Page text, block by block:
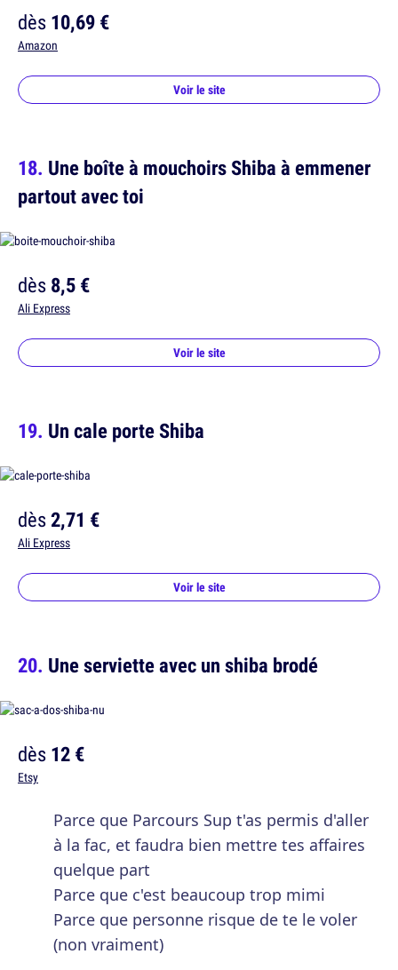
dès10,69 €
Amazon
Voir le site
Une boîte à mouchoirs Shiba à emmener
partout avec toi
dès8,5 €
Ali Express
Voir le site
Un cale porte Shiba
dès2,71 €
Ali Express
Voir le site
Une serviette avec un shiba brodé
dès12 €
Etsy
Parce que Parcours Sup t'as permis d'aller
à la fac, et faudra bien mettre tes affaires
quelque part
Parce que c'est beaucoup trop mimi
Parce que personne risque de te le voler
(non vraiment)